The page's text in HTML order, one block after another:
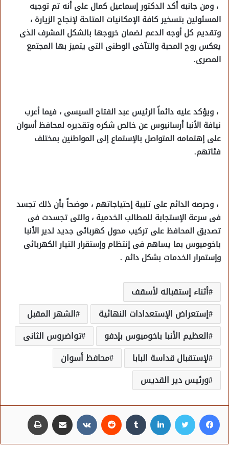
، ومن جانبه أكد الدكتور إسماعيل كمال على أنه تم توجيه
المسئولين بتسخير كافة الإمكانيات المتاحة لإنجاح الزيارة ،
وتقديم كل أوجه الدعم لضمان خروجها بالشكل المشرف الذى
يعكس روح المحبة والتآخى الوطنى التى يتميز بها المجتمع
المصرى.
، ويؤكد عليه دائماً الرئيس عبد الفتاح السيسى ، فيما أعرب
نيافة الأنبا أرسانيوس عن خالص شكره وتقديره لمحافظ أسوان
على إهتمامه المتواصل بالإستماع إلى المواطنين بمختلف
فئاتهم.
، وحرصه الدائم على تلبية إحتياجاتهم ، موضحاً بأن ذلك تجسد
فى سرعة الإستجابة للمطالب الخدمية ، والتى تجسدت فى
تصديق المحافظ على تركيب محول كهربائى جديد لدير الأنبا
باخوميوس بما يساهم فى إنتظام وإستقرار التيار الكهربائى
وإستمرار الخدمات بشكل دائم .
أثناء إستقباله لأسقف
إستعراض الإستعدادات النهائية
الشهر المقبل
العظيم الأنبا باخوميوس بإدفو
تواضروس الثانى
لإستقبال قداسة البابا
محافظ أسوان
ورئيس دير القديس
فيسبوك تويتر لينكدإن مشاركة عبر البريد